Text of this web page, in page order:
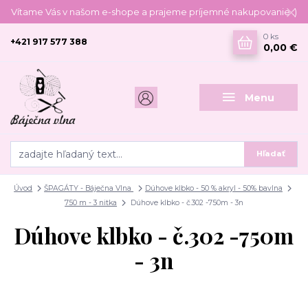
Vítame Vás v našom e-shope a prajeme príjemné nakupovanie :)
Menu
Hľadať
+421 917 577 388
0 ks
0,00 €
Úvod ŠPAGÁTY - Báječna Vlna
Dúhove klbko - 50 % akryl - 50% bavlna
750 m - 3 nitka
Dúhove klbko - č.302 -750m - 3n
Dúhove klbko - č.302 -750m
- 3n